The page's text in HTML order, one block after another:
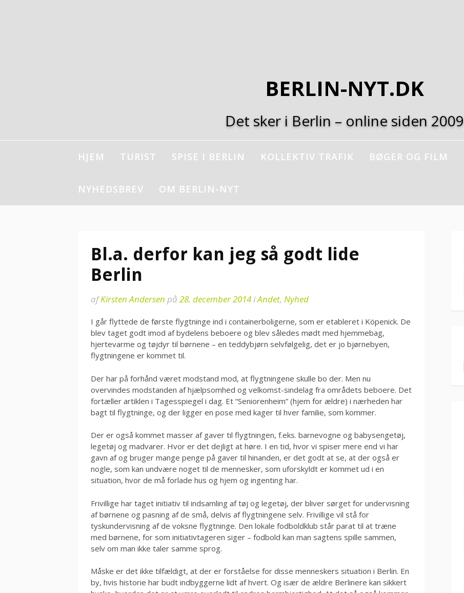
BERLIN-NYT.DK
Det sker i Berlin – online siden 2009
HJEM TURIST SPISE I BERLIN KOLLEKTIV TRAFIK BØGER OG FILM
NYHEDSBREV OM BERLIN-NYT
Bl.a. derfor kan jeg så godt lide
Berlin
afKirsten Andersen på 28. december 2014iAndet, Nyhed
I går flyttede de første flygtninge ind i containerboligerne, som er etableret i Köpenick. De
blev taget godt imod af bydelens beboere og blev således mødt med hjemmebag,
hjertevarme og tøjdyr til børnene – en teddybjørn selvfølgelig, det er jo bjørnebyen,
flygtningene er kommet til.
Der har på forhånd været modstand mod, at flygtningene skulle bo der. Men nu
overvindes modstanden af hjælpsomhed og velkomst-sindelag fra områdets beboere. Det
fortæller artiklen i Tagesspiegel i dag. Et “Seniorenheim” (hjem for ældre) i nærheden har
bagt til flygtninge, og der ligger en pose med kager til hver familie, som kommer.
Der er også kommet masser af gaver til flygtningen, f.eks. barnevogne og babysengetøj,
legetøj og madvarer. Hvor er det dejligt at høre. I en tid, hvor vi spiser mere end vi har
gavn af og bruger mange penge på gaver til hinanden, er det godt at se, at der også er
nogle, som kan undvære noget til de mennesker, som uforskyldt er kommet ud i en
situation, hvor de må forlade hus og hjem og ingenting har.
Frivillige har taget initiativ til indsamling af tøj og legetøj, der bliver sørget for undervisning
af børnene og pasning af de små, delvis af flygtningene selv. Frivillige vil stå for
tyskundervisning af de voksne flygtninge. Den lokale fodboldklub står parat til at træne
med børnene, for som initiativtageren siger – fodbold kan man sagtens spille sammen,
selv om man ikke taler samme sprog.
Måske er det ikke tilfældigt, at der er forståelse for disse menneskers situation i Berlin. En
by, hvis historie har budt indbyggerne lidt af hvert. Og især de ældre Berlinere kan sikkert